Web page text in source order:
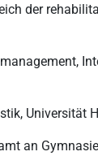
der
Universität
an